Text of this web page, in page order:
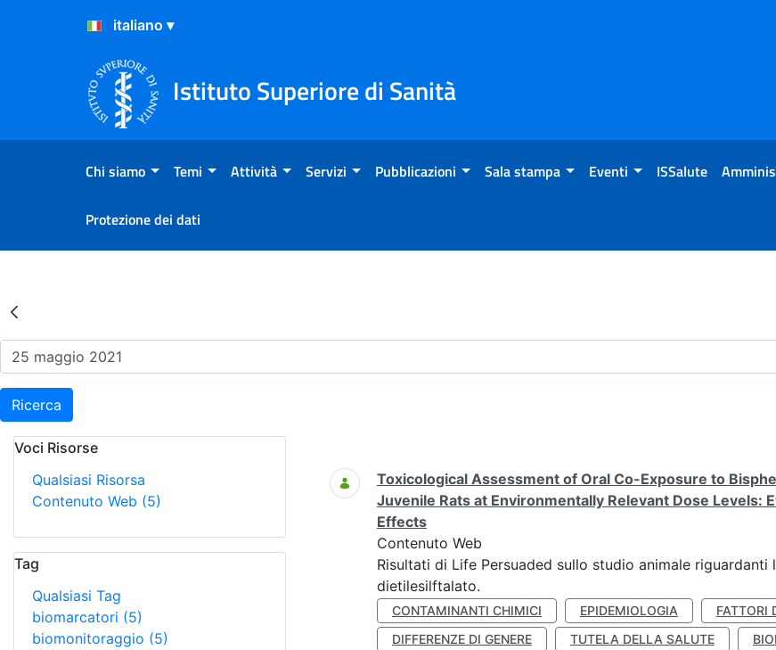
Salta al Contenuto
Salta al Footer
Istituto Superiore di Sanità
Chi siamo Temi Attività Servizi Pubblicazioni Sala stampa Eventi ISSalute
Protezione dei dati
Risultati della Ricerca - Eventi
Ricerca
Voci Risorse
Qualsiasi Risorsa
Contenuto Web (5)
Tag
Qualsiasi Tag
biomarcatori (5)
biomonitoraggio (5)
Ricerca
Toxicological Assessment of Oral Co-Exposure to
Juvenile Rats at Environmentally Relevant Dose
Effects
Contenuto Web
Risultati di Life Persuaded sullo studio animale
dietilesilftalato.
CONTAMINANTI CHIMICI EPIDEMIOLOGIA FATTORI
DIFFERENZE DI GENERE
TUTELA DELLA SALUTE